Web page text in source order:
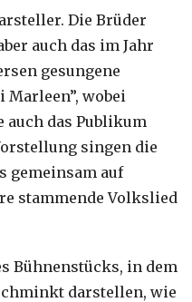
Die Brüder
auch das im Jahr
gesungene
wobei
das Publikum
singen die
gemeinsam auf
stammende Volkslied
Bühnenstücks, in dem
darstellen, wie